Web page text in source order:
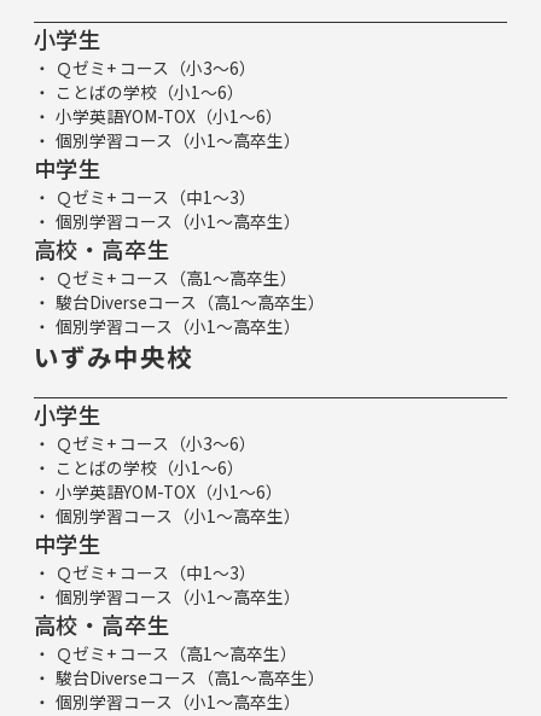
小学生
Ｑゼミ+ コース（小3～6）
ことばの学校（小1～6）
小学英語YOM-TOX（小1～6）
個別学習コース（小1～高卒生）
中学生
Ｑゼミ+ コース（中1～3）
個別学習コース（小1～高卒生）
高校・高卒生
Ｑゼミ+ コース（高1～高卒生）
駿台Diverseコース（高1～高卒生）
個別学習コース（小1～高卒生）
いずみ中央校
小学生
Ｑゼミ+ コース（小3～6）
ことばの学校（小1～6）
小学英語YOM-TOX（小1～6）
個別学習コース（小1～高卒生）
中学生
Ｑゼミ+ コース（中1～3）
個別学習コース（小1～高卒生）
高校・高卒生
Ｑゼミ+ コース（高1～高卒生）
駿台Diverseコース（高1～高卒生）
個別学習コース（小1～高卒生）